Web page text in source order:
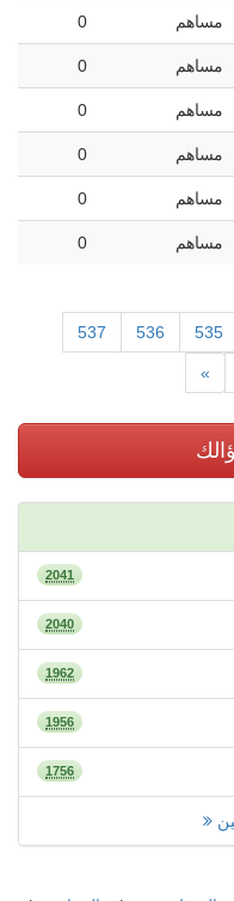
مساهم 0
مساهم 0
مساهم 0
مساهم 0
مساهم 0
مساهم 0
535
536
537
»
2041
2040
1962
1956
1756